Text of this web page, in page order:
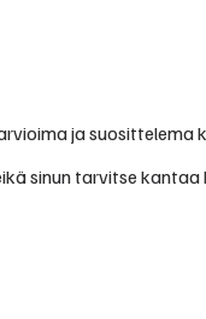
ja suosittelema
sinun tarvitse